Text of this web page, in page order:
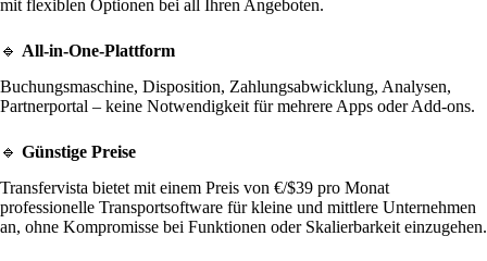
mit flexiblen Optionen bei all Ihren Angeboten.
🔹 All-in-One-Plattform
Buchungsmaschine, Disposition, Zahlungsabwicklung, Analysen,
Partnerportal – keine Notwendigkeit für mehrere Apps oder Add-ons.
🔹 Günstige Preise
Transfervista bietet mit einem Preis von €/$39 pro Monat
professionelle Transportsoftware für kleine und mittlere Unternehmen
an, ohne Kompromisse bei Funktionen oder Skalierbarkeit einzugehen.